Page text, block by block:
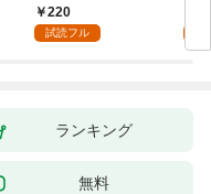
220
試読フル
ランキング
無料